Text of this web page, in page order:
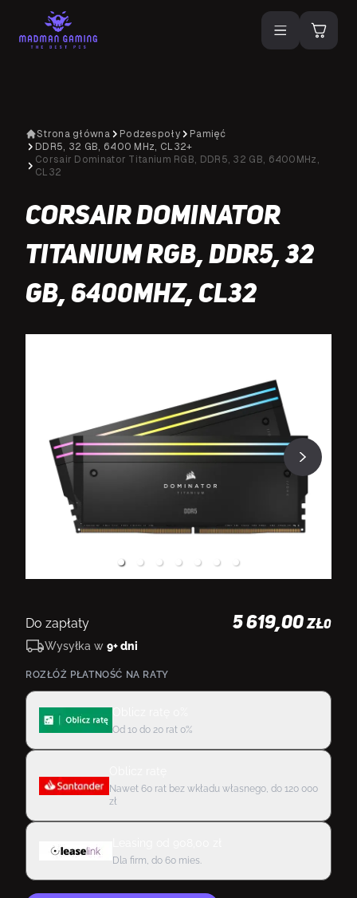
Strona główna Podzespoły
Pamięć
DDR5, 32 GB, 6400 MHz, CL32+
Corsair Dominator Titanium RGB, DDR5, 32 GB, 6400MHz,
CL32
Corsair Dominator
Titanium RGB, DDR5, 32
GB, 6400MHz, CL32
Do zapłaty 5 619,00 ZŁ0
Wysyłka w 9+ dni
ROZŁÓŻ PŁATNOŚĆ NA RATY
Od 10 do 20 rat 0%
Nawet 60 rat bez wkładu własnego, do 120 000
zł
Dla firm, do 60 mies.